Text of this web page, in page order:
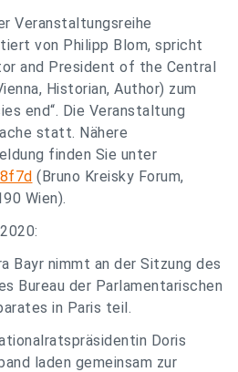
Veranstaltungsreihe
von Philipp Blom, spricht
and President of the Central
Historian, Author) zum
end“. Die Veranstaltung
statt. Nähere
finden Sie unter
(Bruno Kreisky Forum,
Wien).
Bayr nimmt an der Sitzung des
Bureau der Parlamentarischen
in Paris teil.
Doris
laden gemeinsam zur